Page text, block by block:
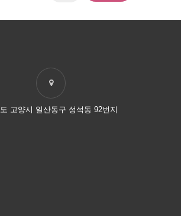
고양시 일산동구 성석동 92번지